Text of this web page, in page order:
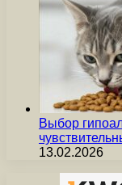
Выбор
13.02.2026